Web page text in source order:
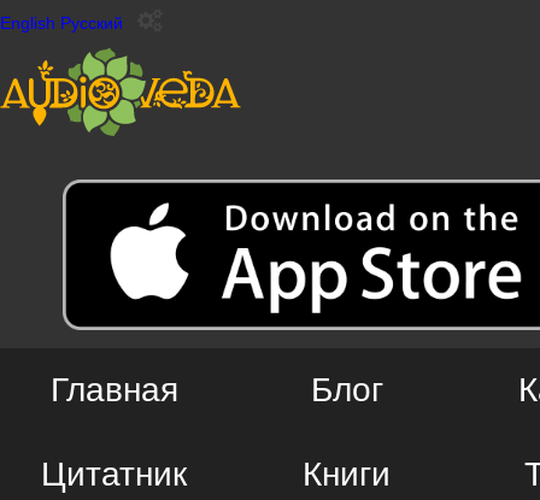
English Русский
Главная Блог
Цитатник Книги